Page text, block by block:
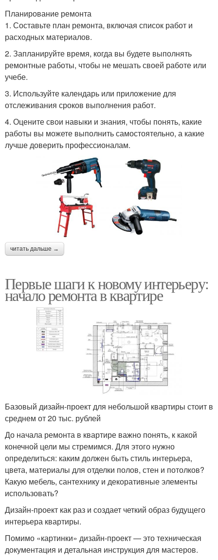
Планирование ремонта
1. Составьте план ремонта, включая список работ и
расходных материалов.
2. Запланируйте время, когда вы будете выполнять
ремонтные работы, чтобы не мешать своей работе или
учебе.
3. Используйте календарь или приложение для
отслеживания сроков выполнения работ.
4. Оцените свои навыки и знания, чтобы понять, какие
работы вы можете выполнить самостоятельно, а какие
лучше доверить профессионалам.
читать дальше →
Первые шаги к новому интерьеру:
начало ремонта в квартире
Базовый дизайн-проект для небольшой квартиры стоит в
среднем от 20 тыс. рублей
До начала ремонта в квартире важно понять, к какой
конечной цели мы стремимся. Для этого нужно
определиться: каким должен быть стиль интерьера,
цвета, материалы для отделки полов, стен и потолков?
Какую мебель, сантехнику и декоративные элементы
использовать?
Дизайн-проект как раз и создает четкий образ будущего
интерьера квартиры.
Помимо «картинки» дизайн-проект — это техническая
документация и детальная инструкция для мастеров.